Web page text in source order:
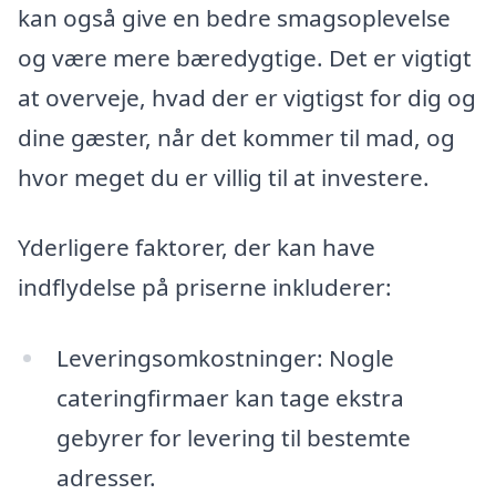
kan også give en bedre smagsoplevelse
og være mere bæredygtige. Det er vigtigt
at overveje, hvad der er vigtigst for dig og
dine gæster, når det kommer til mad, og
hvor meget du er villig til at investere.
Yderligere faktorer, der kan have
indflydelse på priserne inkluderer:
Leveringsomkostninger: Nogle
cateringfirmaer kan tage ekstra
gebyrer for levering til bestemte
adresser.